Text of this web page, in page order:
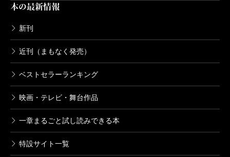
本の最新情報
新刊
近刊（まもなく発売）
ベストセラーランキング
映画・テレビ・舞台作品
一章まるごと試し読みできる本
特設サイト一覧